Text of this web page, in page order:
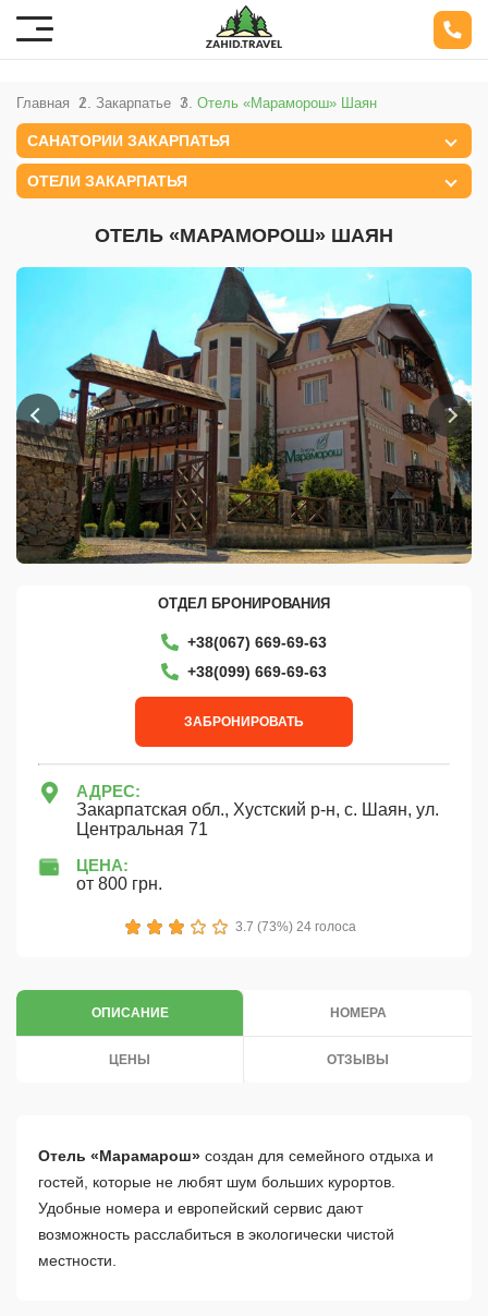
САНАТОРИИ ЗАКАРПАТЬЯ
ОТЕЛИ ЗАКАРПАТЬЯ
ОТЕЛЬ «МАРАМОРОШ» ШАЯН
Главная Закарпатье Отель «Мараморош» Шаян
ОТДЕЛ БРОНИРОВАНИЯ
+38(067) 669-69-63
+38‎(099) 669-69-63
ЗАБРОНИРОВАТЬ
АДРЕС:
Закарпатская обл., Хустский р-н, с. Шаян, ул.
Центральная 71
ЦЕНА:
от 800 грн.
1 2 3 4 5 3.7 (73%) 24 голоса
ОПИСАНИЕ НОМЕРА
ЦЕНЫ ОТЗЫВЫ
Отель «Марамарош» создан для семейного отдыха и
гостей, которые не любят шум больших курортов.
Удобные номера и европейский сервис дают
возможность расслабиться в экологически чистой
местности.